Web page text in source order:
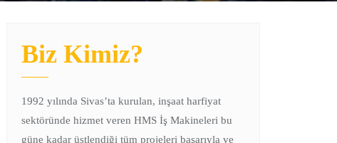
Biz Kimiz?
1992 yılında Sivas’ta kurulan, inşaat harfiyat
sektöründe hizmet veren HMS İş Makineleri bu
güne kadar üstlendiği tüm projeleri başarıyla ve